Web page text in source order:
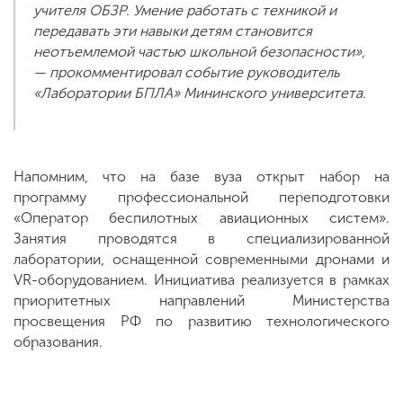
учителя ОБЗР. Умение работать с техникой и
передавать эти навыки детям становится
неотъемлемой частью школьной безопасности»,
— прокомментировал событие руководитель
«Лаборатории БПЛА» Мининского университета.
Напомним, что на базе вуза открыт набор на
программу профессиональной переподготовки
«Оператор беспилотных авиационных систем».
Занятия проводятся в специализированной
лаборатории, оснащенной современными дронами и
VR-оборудованием. Инициатива реализуется в рамках
приоритетных направлений Министерства
просвещения РФ по развитию технологического
образования.